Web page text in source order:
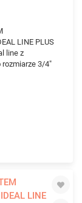
LINE PLUS
line z
3/4"
LINE